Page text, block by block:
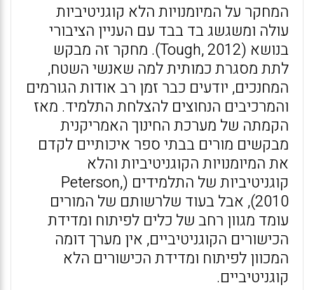
המחקר על המיומנויות הלא קוגניטיביות
עולה ומשגשג בד בבד עם העניין הציבורי
בנושא (Tough, 2012). מחקר זה מבקש
לתת מסגרת כמותית למה שאנשי השטח,
המחנכים, יודעים כבר זמן רב אודות הגורמים
והמרכיבים הנחוצים להצלחת התלמיד. מאז
הקמתה של מערכת החינוך האמריקנית
מבקשים מורים בבתי ספר איכותיים לקדם
את המיומנויות הקוגניטיביות והלא
קוגניטיביות של התלמידים (Peterson,
2010), אבל בעוד שלרשותם של המורים
עומד מגוון רחב של כלים לפיתוח ומדידת
הכישורים הקוגניטיביים, אין מערך דומה
המכוון לפיתוח ומדידת הכישורים הלא
קוגניטיביים.